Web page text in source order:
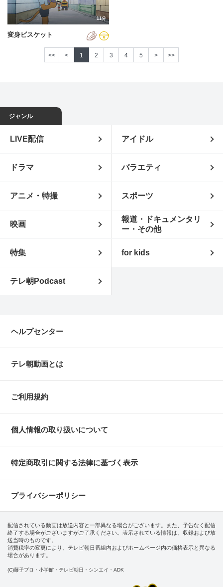
11分
変身ビスケット
<< < 1 2 3 4 5 > >>
ジャンル
LIVE配信 アイドル
ドラマ バラエティ
アニメ・特撮 スポーツ
映画
報道・ドキュメンタリ
ー・その他
特集 for kids
テレ朝Podcast
ヘルプセンター
テレ朝動画とは
ご利用規約
個人情報の取り扱いについて
特定商取引に関する法律に基づく表示
プライバシーポリシー
配信されている動画は放送内容と一部異なる場合がございます。また、予告なく配信
終了する場合がございますがご了承ください。表示されている情報は、収録および放
送当時のものです。
消費税率の変更により、テレビ朝日番組内およびホームページ内の価格表示と異なる
場合があります。
(C)藤子プロ・小学館・テレビ朝日・シンエイ・ADK